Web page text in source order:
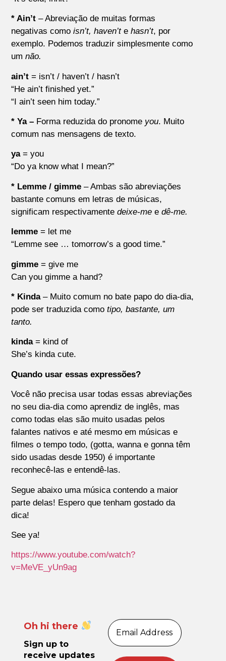
* Ain’t – Abreviação de muitas formas
negativas comoisn’t, haven’te hasn’t, por
exemplo. Podemos traduzir simplesmente como
umnão.
ain’t = isn’t / haven’t / hasn’t
“He ain’t finished yet.”
“I ain’t seen him today.”
* Ya – Forma reduzida do pronome you. Muito
comum nas mensagens de texto.
ya= you
“Do ya know what I mean?”
* Lemme / gimme – Ambas são abreviações
bastante comuns em letras de músicas,
significam respectivamentedeixe-mee dê-me.
lemme = let me
“Lemme see … tomorrow’s a good time.”
gimme = give me
Can you gimme a hand?
* Kinda– Muito comum no bate papo do dia-dia,
pode ser traduzida comotipo, bastante, um
tanto.
kinda= kind of
She’s kinda cute.
Quando usar essas expressões?
Você não precisa usar todas essas abreviações
no seu dia-dia como aprendiz de inglês, mas
como todas elas são muito usadas pelos
falantes nativos e até mesmo em músicas e
filmes o tempo todo, (gotta, wanna e gonna têm
sido usadas desde 1950) é importante
reconhecê-las e entendê-las.
Segue abaixo uma música contendo a maior
parte delas! Espero que tenham gostado da
dica!
See ya!
https://www.youtube.com/watch?
v=MeVE_yUn9ag
Oh hi there
Sign up to
receive updates